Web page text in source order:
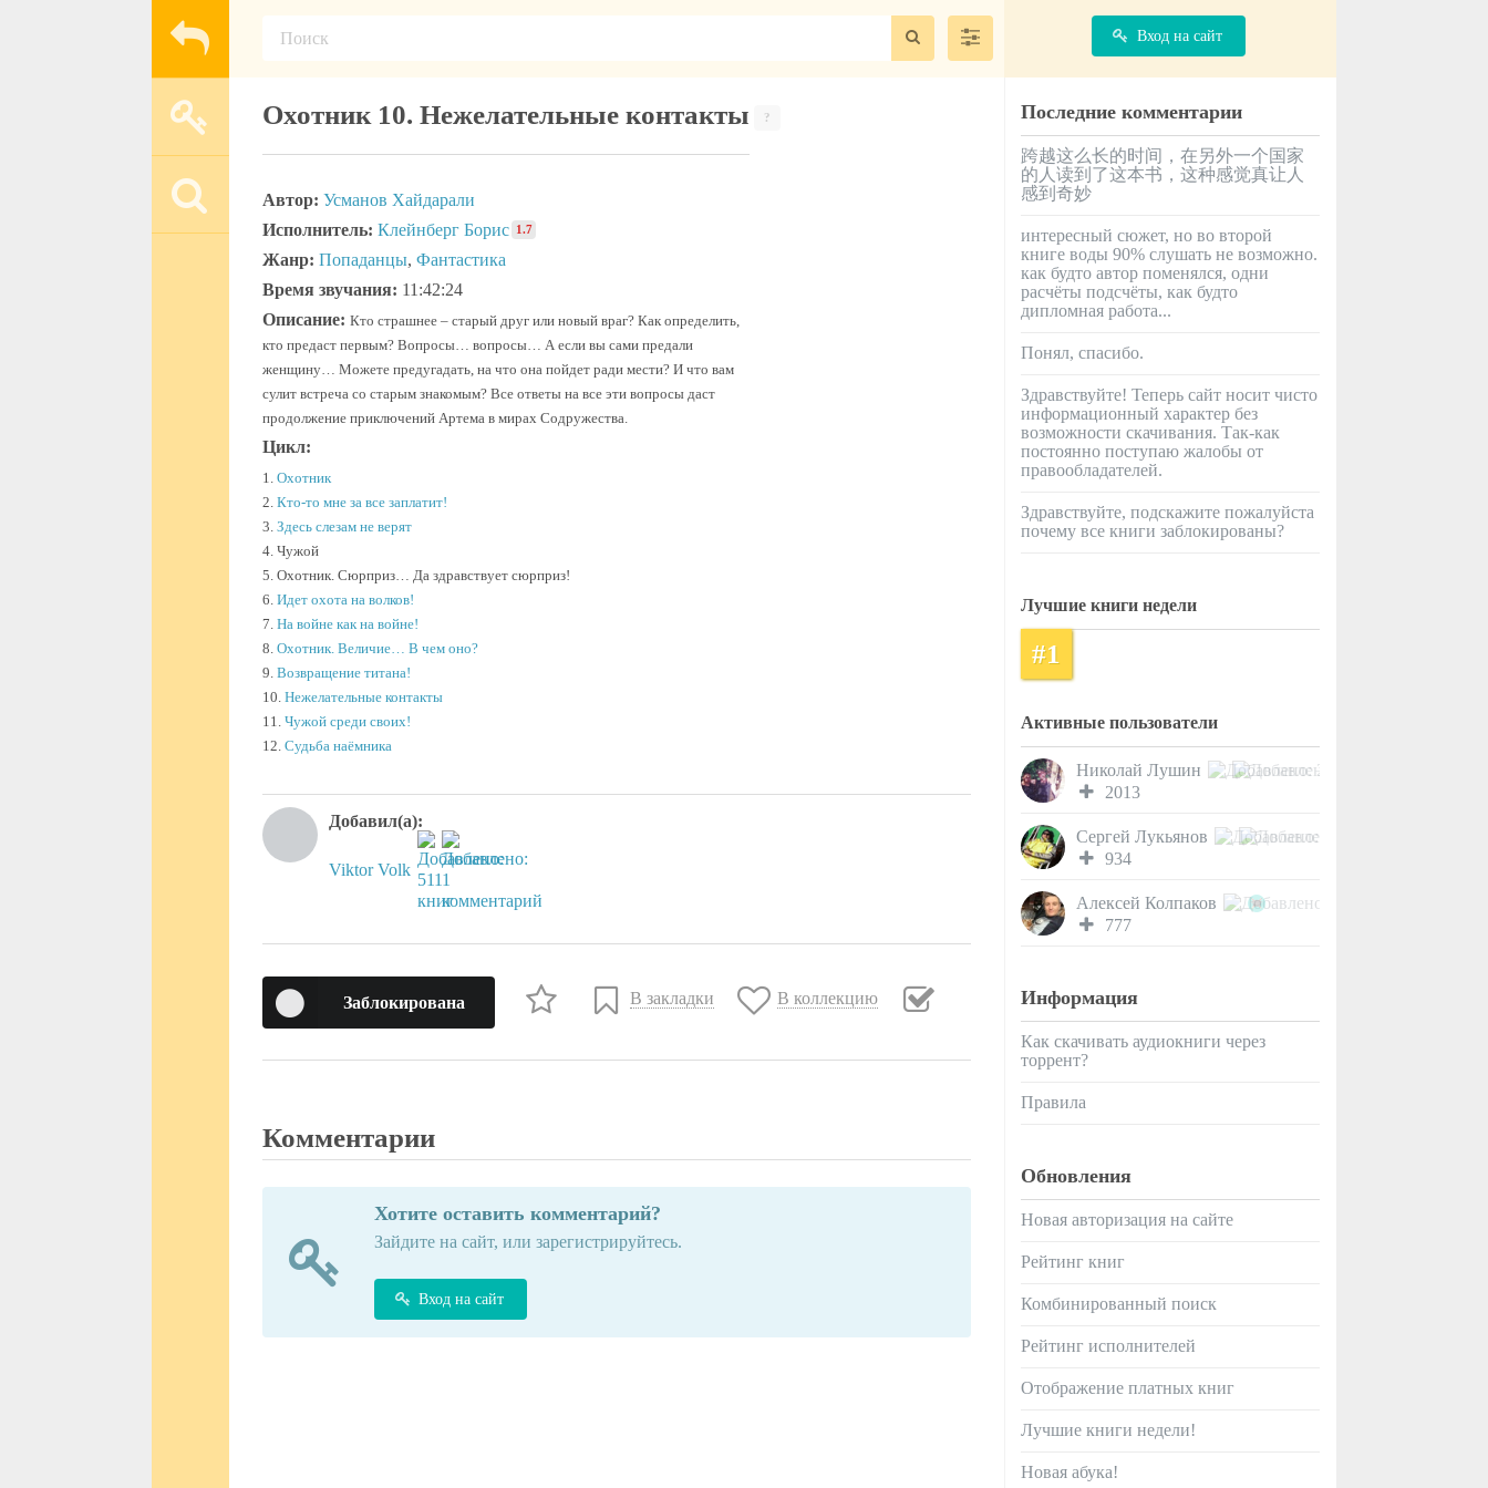
Охотник 10. Нежелательные контакты ?
Автор: Усманов Хайдарали
Исполнитель: Клейнберг Борис 1.7
Жанр: Попаданцы, Фантастика
Время звучания: 11:42:24
Описание: Кто страшнее – старый друг или новый враг? Как определить,
кто предаст первым? Вопросы… вопросы… А если вы сами предали
женщину… Можете предугадать, на что она пойдет ради мести? И что вам
сулит встреча со старым знакомым? Все ответы на все эти вопросы даст
продолжение приключений Артема в мирах Содружества.
Цикл:
1. Охотник
2. Кто-то мне за все заплатит!
3. Здесь слезам не верят
4. Чужой
5. Охотник. Сюрприз… Да здравствует сюрприз!
6. Идет охота на волков!
7. На войне как на войне!
8. Охотник. Величие… В чем оно?
9. Возвращение титана!
10. Нежелательные контакты
11. Чужой среди своих!
12. Судьба наёмника
Добавил(а):
Viktor Volk
Заблокирована В закладки В коллекцию
Комментарии
Хотите оставить комментарий?
Зайдите на сайт, или зарегистрируйтесь.
Вход на сайт
Вход на сайт
Последние комментарии
跨越这么长的时间，在另外一个国家
的人读到了这本书，这种感觉真让人
感到奇妙
интересный сюжет, но во второй
книге воды 90% слушать не возможно.
как будто автор поменялся, одни
расчёты подсчёты, как будто
дипломная работа...
Понял, спасибо.
Здравствуйте! Теперь сайт носит чисто
информационный характер без
возможности скачивания. Так-как
постоянно поступаю жалобы от
правообладателей.
Здравствуйте, подскажите пожалуйста
почему все книги заблокированы?
Лучшие книги недели
#1
Активные пользователи
Николай Лушин
2013
Сергей Лукьянов
934
Алексей Колпаков
777
Информация
Как скачивать аудиокниги через
торрент?
Правила
Обновления
Новая авторизация на сайте
Рейтинг книг
Комбинированный поиск
Рейтинг исполнителей
Отображение платных книг
Лучшие книги недели!
Новая абука!